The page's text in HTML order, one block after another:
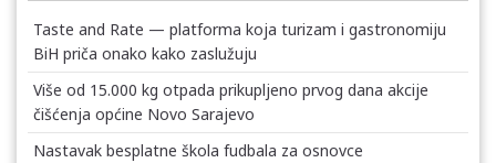
Taste and Rate — platforma koja turizam i gastronomiju
BiH priča onako kako zaslužuju
Više od 15.000 kg otpada prikupljeno prvog dana akcije
čišćenja općine Novo Sarajevo
Nastavak besplatne škola fudbala za osnovce